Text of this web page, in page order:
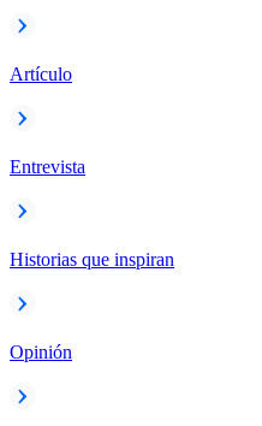
Artículo
Entrevista
Historias que inspiran
Opinión